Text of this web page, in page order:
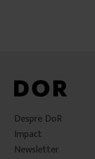
Despre DoR
Impact
Newsletter